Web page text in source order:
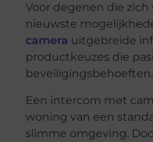
Voor degenen die
nieuwste
camera uitgebreide
productkeuzes die
beveiligingsbehoeften.
Een intercom met
woning van een
slimme omgeving.